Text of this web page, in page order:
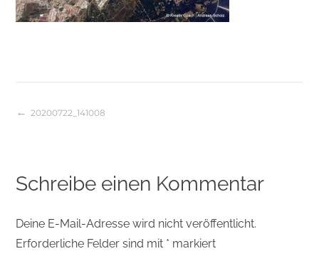
Beitragsnavigation
20200722_141008
Schreibe einen Kommentar
Deine E-Mail-Adresse wird nicht veröffentlicht.
Erforderliche Felder sind mit * markiert